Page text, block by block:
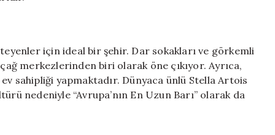
için ideal bir şehir. Dar sokakları ve görkemli
merkezlerinden biri olarak öne çıkıyor. Ayrıca,
sahipliği yapmaktadır. Dünyaca ünlü Stella Artois
nedeniyle “Avrupa’nın En Uzun Barı” olarak da